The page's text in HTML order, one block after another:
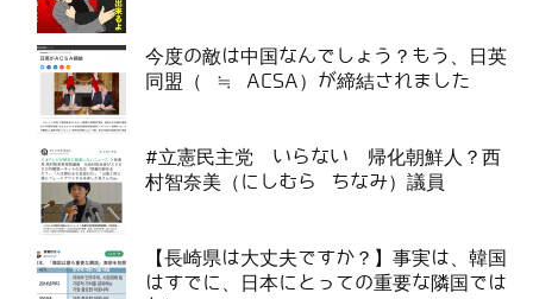
今度の敵は中国なんでしょう？もう、日英
同盟（ ≒ ACSA）が締結されました
#立憲民主党 いらない 帰化朝鮮人？西
村智奈美（にしむら ちなみ）議員
【長崎県は大丈夫ですか？】事実は、韓国
はすでに、日本にとっての重要な隣国では